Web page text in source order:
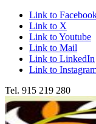
Link to
Link to X
Link to Youtube
Link to Mail
Link to LinkedIn
Link to
Tel. 915 219 280